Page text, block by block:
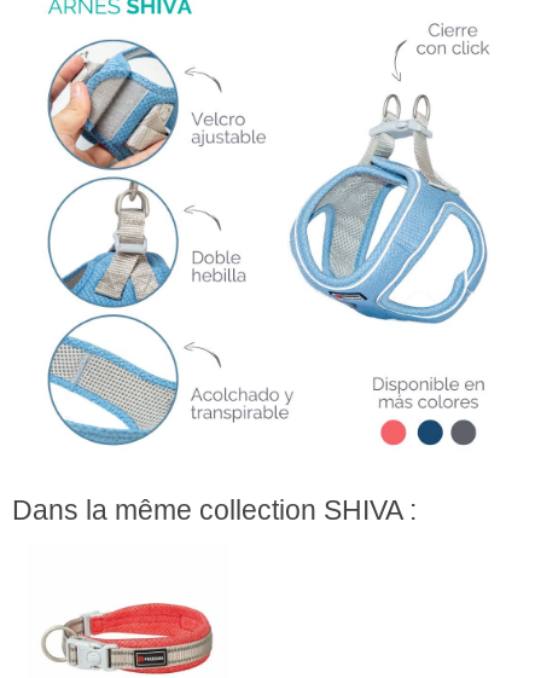
Dans la même collection SHIVA :